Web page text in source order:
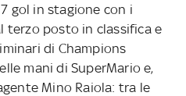
gol in stagione con i
terzo posto in classifica e
di Champions
mani di SuperMario e,
Mino Raiola: tra le